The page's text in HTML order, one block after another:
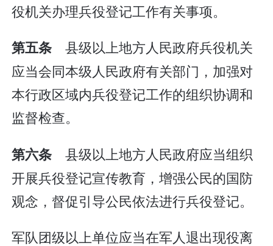
役机关办理兵役登记工作有关事项。
第五条县级以上地方人民政府兵役机关
应当会同本级人民政府有关部门，加强对
本行政区域内兵役登记工作的组织协调和
监督检查。
第六条县级以上地方人民政府应当组织
开展兵役登记宣传教育，增强公民的国防
观念，督促引导公民依法进行兵役登记。
军队团级以上单位应当在军人退出现役离